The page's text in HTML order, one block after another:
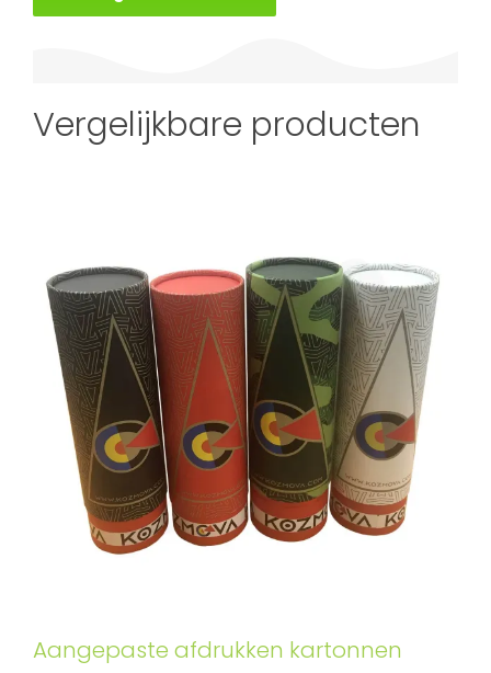
Vergelijkbare producten
Aangepaste afdrukken kartonnen